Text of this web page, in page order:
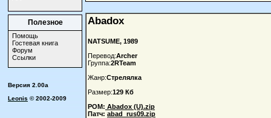
Полезное
Помощь
Гостевая книга
Форум
Ссылки
Версия 2.00a
Leonis© 2002-2009
Abadox
NATSUME, 1989
Перевод:Archer
Группа:2RTeam
Жанр:Стрелялка
Размер:129 Кб
РОМ: Abadox (U).zip
Патч: abad_rus09.zip